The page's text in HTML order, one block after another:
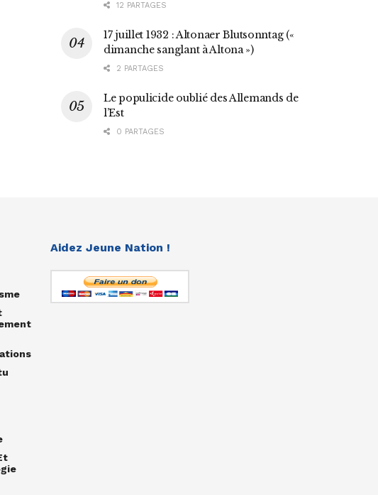
12 PARTAGES
17 juillet 1932 : Altonaer Blutsonntag («
dimanche sanglant à Altona »)
2 PARTAGES
Le populicide oublié des Allemands de
l’Est
0 PARTAGES
Aidez Jeune Nation !